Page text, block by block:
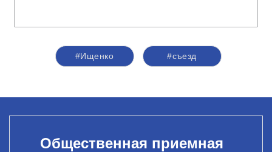
#Ищенко #съезд
Общественная приемная